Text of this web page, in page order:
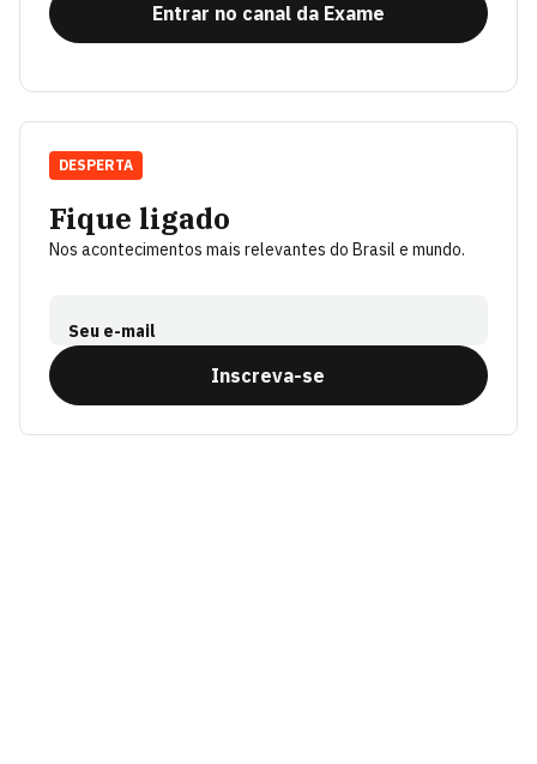
Entrar no canal da Exame
Fique ligado
Nos acontecimentos mais relevantes do Brasil e mundo.
Seu e-mail
Inscreva-se
DESPERTA